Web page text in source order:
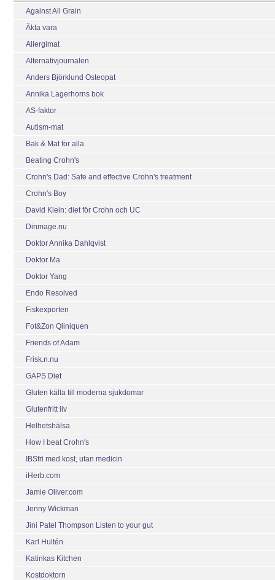
Against All Grain
Äkta vara
Allergimat
Alternativjournalen
Anders Björklund Osteopat
Annika Lagerhorns bok
AS-faktor
Autism-mat
Bak & Mat för alla
Beating Crohn's
Crohn's Dad: Safe and effective Crohn's treatment
Crohn's Boy
David Klein: diet för Crohn och UC
Dinmage.nu
Doktor Annika Dahlqvist
Doktor Ma
Doktor Yang
Endo Resolved
Fiskexporten
Fot&Zon Qliniquen
Friends of Adam
Frisk.n.nu
GAPS Diet
Gluten källa till moderna sjukdomar
Glutenfritt liv
Helhetshälsa
How I beat Crohn's
IBSfri med kost, utan medicin
iHerb.com
Jamie Oliver.com
Jenny Wickman
Jini Patel Thompson Listen to your gut
Karl Hultén
Katinkas Kitchen
Kostdoktorn